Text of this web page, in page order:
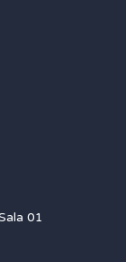
01